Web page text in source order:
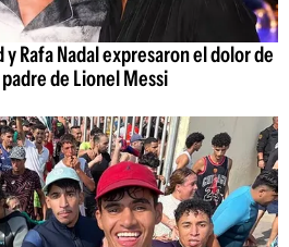
Rafa Nadal expresaron el dolor de
de Lionel Messi